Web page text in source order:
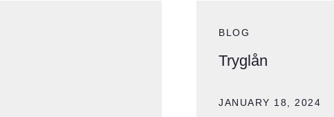
BLOG
Tryglån
JANUARY 18, 2024